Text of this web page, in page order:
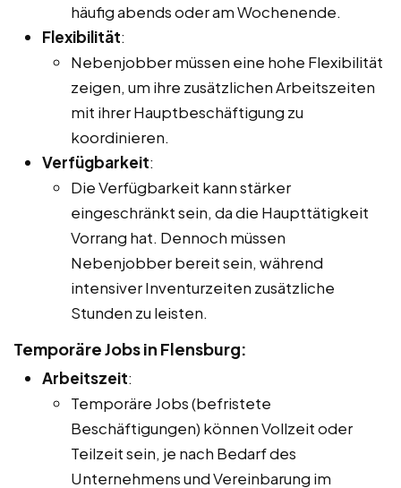
häufig abends oder am Wochenende.
Flexibilität:
Nebenjobber müssen eine hohe Flexibilität
zeigen, um ihre zusätzlichen Arbeitszeiten
mit ihrer Hauptbeschäftigung zu
koordinieren.
Verfügbarkeit:
Die Verfügbarkeit kann stärker
eingeschränkt sein, da die Haupttätigkeit
Vorrang hat. Dennoch müssen
Nebenjobber bereit sein, während
intensiver Inventurzeiten zusätzliche
Stunden zu leisten.
Temporäre Jobs in Flensburg:
Arbeitszeit:
Temporäre Jobs (befristete
Beschäftigungen) können Vollzeit oder
Teilzeit sein, je nach Bedarf des
Unternehmens und Vereinbarung im